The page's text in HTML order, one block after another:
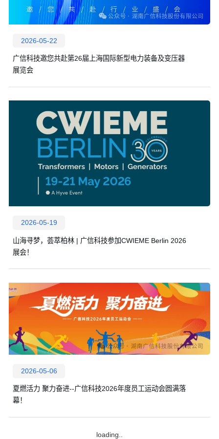
2026-05-22
广信科技邀您共赴第26届上海国际新型电力装备及变压器
展览会
2026-05-19
山海寻梦，荟萃柏林 | 广信科技参加CWIEME Berlin 2026
展会！
2026-05-06
夏燃活力 聚力奋进--广信科技2026年度员工运动会圆满落
幕！
loading..